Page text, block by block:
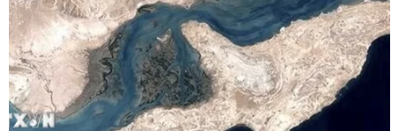
39411348
Email: vietnamplus2008@gmail.com
© Bản quyền thuộc về VietnamPlus, TTXVN. Cấm sao chép dưới
mọi hình thức nếu không có sự chấp thuận bằng văn bản.